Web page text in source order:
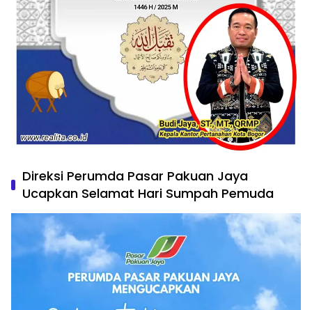
Direksi Perumda Pasar Pakuan Jaya
Ucapkan Selamat Hari Sumpah Pemuda